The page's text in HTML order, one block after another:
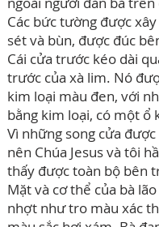
Các bức tường được
sét và bùn, được đúc
Cái cửa trước kéo dài
trước của xà lim. Nó
kim loại màu đen, với
bằng kim loại, có một ổ
Vì những song cửa
nên Chúa Jesus và tôi
thấy được toàn bộ bên
Mặt và cơ thể của bà
nhợt như tro màu xác